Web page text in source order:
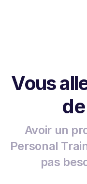
Vous
Avoir un
Personal
pas